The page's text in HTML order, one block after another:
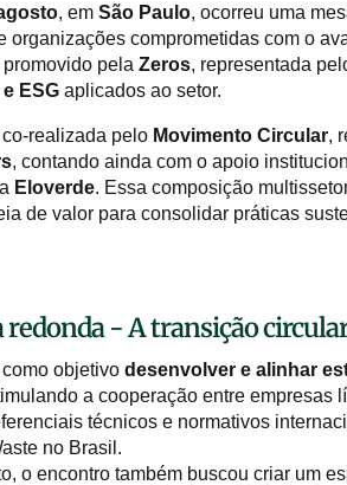
, em São Paulo, ocorreu uma
organizações comprometidas com o
pela Zeros, representada
ESG aplicados ao setor.
realizada pelo Movimento Circular,
, contando ainda com o apoio
Eloverde. Essa composição
de valor para consolidar práticas
redonda - A transição
objetivo desenvolver e alinhar
a cooperação entre empresas
técnicos e normativos
no Brasil.
o encontro também buscou criar um